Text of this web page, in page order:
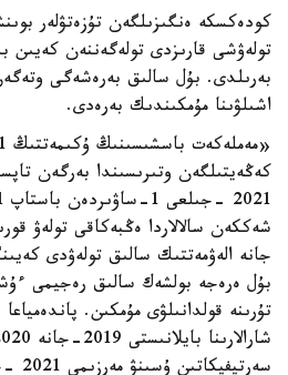
كودەكسكە ەنگىزىلگەن تۇزەتۋلەر
تولەۋشى قارىزدى تولەگەننەن
بەرىلدى. بۇل سالىق بەرەشەگى
اشىلۋىنا مۇمكىندىك بەرەدى.
كەڭەيتىلگەن وتىرىسىندا بەرگەن
شەككەن سالالاردا ەڭبەكاقى تولەۋ
جانە الەۋمەتتىك سالىق تولەۋدى
تۇرىنە قولدانىلۋى مۇمكىن.